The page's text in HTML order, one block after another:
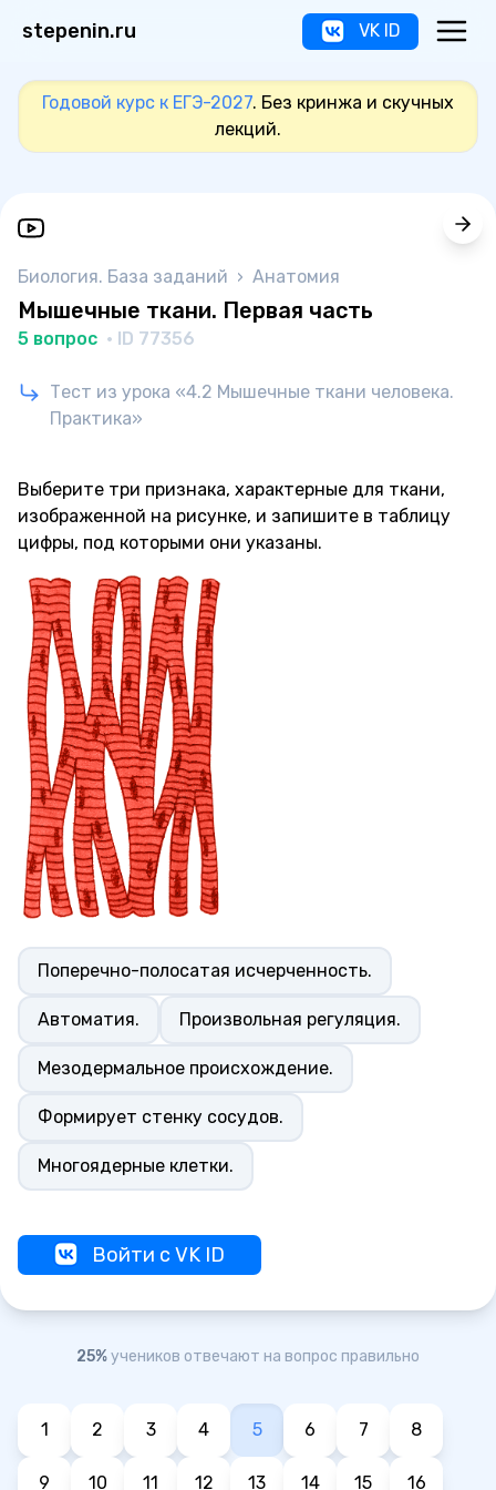
stepenin.ru VK ID
Годовой курс к ЕГЭ-2027. Без кринжа и скучных
лекций.
Биология. База заданий › Анатомия
Мышечные ткани. Первая часть
5 вопрос · ID 77356
Тест из урока «4.2 Мышечные ткани человека.
Практика»
Выберите три признака, характерные для ткани,
изображенной на рисунке, и запишите в таблицу
цифры, под которыми они указаны.
Поперечно-полосатая исчерченность.
Автоматия. Произвольная регуляция.
Мезодермальное происхождение.
Формирует стенку сосудов.
Многоядерные клетки.
Войти с VK ID
25%учеников отвечают на вопрос правильно
1 2 3 4 5 6 7 8
9 10 11 12 13 14 15 16